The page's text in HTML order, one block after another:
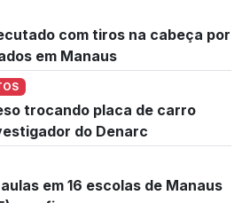
com tiros na cabeça por
em Manaus
trocando placa de carro
do Denarc
em 16 escolas de Manaus